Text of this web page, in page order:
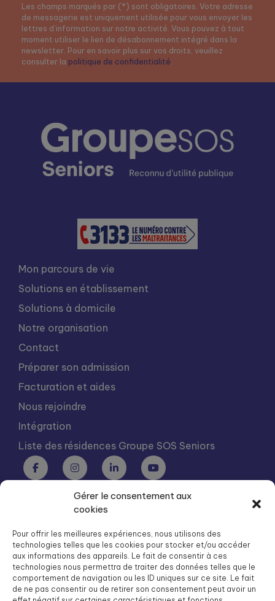
Gérer le consentement aux
cookies
Pour offrir les meilleures expériences, nous utilisons des
technologies telles que les cookies pour stocker et/ou accéder
aux informations des appareils. Le fait de consentir à ces
technologies nous permettra de traiter des données telles que le
comportement de navigation ou les ID uniques sur ce site. Le fait
de ne pas consentir ou de retirer son consentement peut avoir un
Les champs marqués par (*) sont obligatoires. Votre adresse
de messagerie est uniquement utilisée pour vous envoyer les
lettres d’information sur notre activité. Vous pouvez à tout
moment utiliser le lien de désabonnement intégré dans la
newsletter. Pour en savoir plus sur vos droits, veuillez
consulter la politique de confidentialité
Mon parcours de vie
Solutions en établissement
Solutions à domicile
Notre organisation
Contact
Préparer son admission
Facturation et aides
Nous rejoindre
Intégration
Liste des résidences Groupe SOS Seniors
Groupe SOS Seniors est une association du Groupe SOS
dg.seniors@groupe-sos.org
ARPAVIE est une association du Groupe SOS